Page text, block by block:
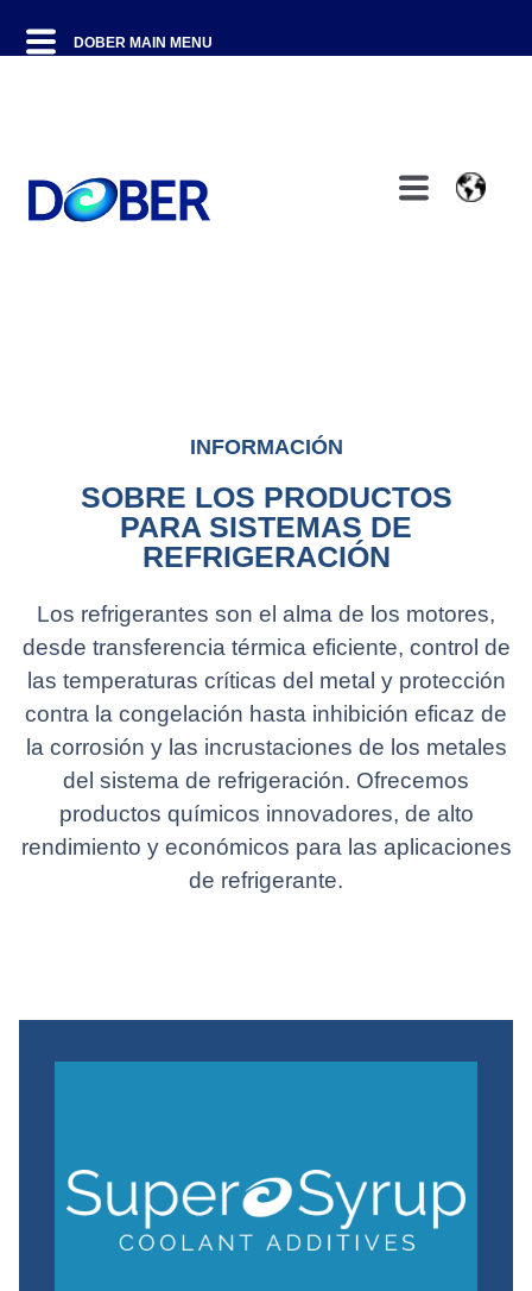
INFORMACIÓN
SOBRE LOS PRODUCTOS
PARA SISTEMAS DE
REFRIGERACIÓN
Los refrigerantes son el alma de los motores,
desde transferencia térmica eficiente, control de
las temperaturas críticas del metal y protección
contra la congelación hasta inhibición eficaz de
la corrosión y las incrustaciones de los metales
del sistema de refrigeración. Ofrecemos
productos químicos innovadores, de alto
rendimiento y económicos para las aplicaciones
de refrigerante.